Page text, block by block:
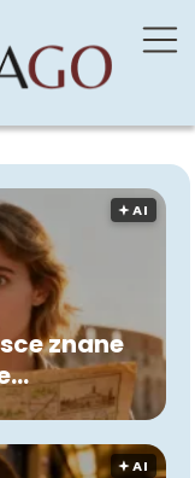
🟅 AI
znane
🟅 AI